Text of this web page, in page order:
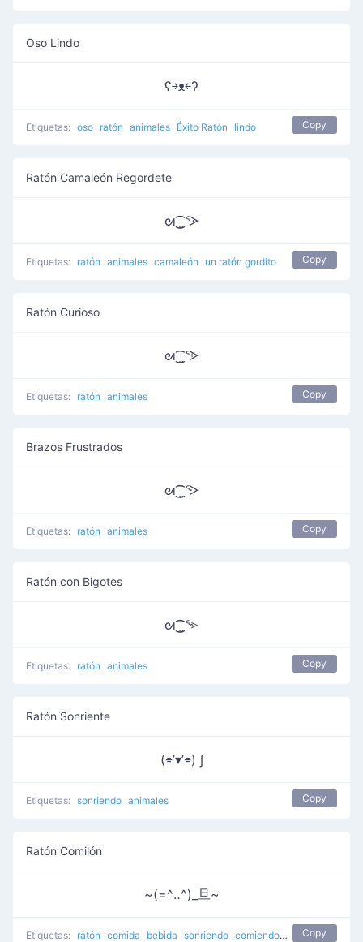
Oso Lindo
ʕ￫ᴥ￩ʔ
Etiquetas: oso ratón animales Éxito Ratón lindo Copy
Ratón Camaleón Regordete
ᘛ⁐̤ᕐᐷ
Etiquetas: ratón animales camaleón un ratón gordito Copy
Ratón Curioso
ᘛ⁐̤ᕐᐶ
Etiquetas: ratón animales Copy
Brazos Frustrados
ᘛ⁐̤ᕐᑀ
Etiquetas: ratón animales Copy
Ratón con Bigotes
ᘛ⁐̤ᕐ⩺
Etiquetas: ratón animales Copy
Ratón Sonriente
(⌯’▾’⌯) ∫
Etiquetas: sonriendo animales Copy
Ratón Comilón
~(=^‥^)_旦~
Etiquetas: ratón comida bebida sonriendo comiendo bebida ratón
Copy